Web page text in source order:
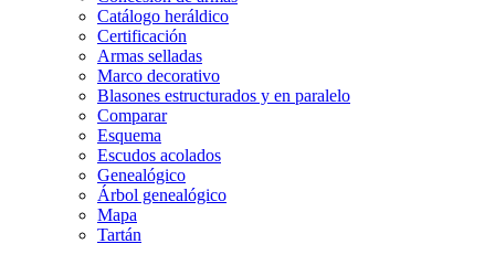
Catálogo heráldico
Certificación
Armas selladas
Marco decorativo
Blasones estructurados y en paralelo
Comparar
Esquema
Escudos acolados
Genealógico
Árbol genealógico
Mapa
Tartán